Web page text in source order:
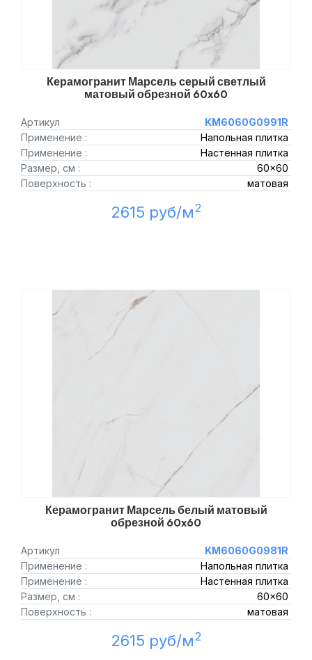
Керамогранит Марсель серый светлый
матовый обрезной 60x60
Артикул
KM6060G0991R
Применение :
Напольная плитка
Применение :
Настенная плитка
Размер, см :
60x60
Поверхность :
матовая
2615 руб/м2
Керамогранит Марсель белый матовый
обрезной 60x60
Артикул
KM6060G0981R
Применение :
Напольная плитка
Применение :
Настенная плитка
Размер, см :
60x60
Поверхность :
матовая
2615 руб/м2